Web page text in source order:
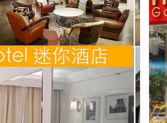
港水晶巴士。賞美景、享美食的
子巴士之旅 (青嶼觀景台下車觀
光)